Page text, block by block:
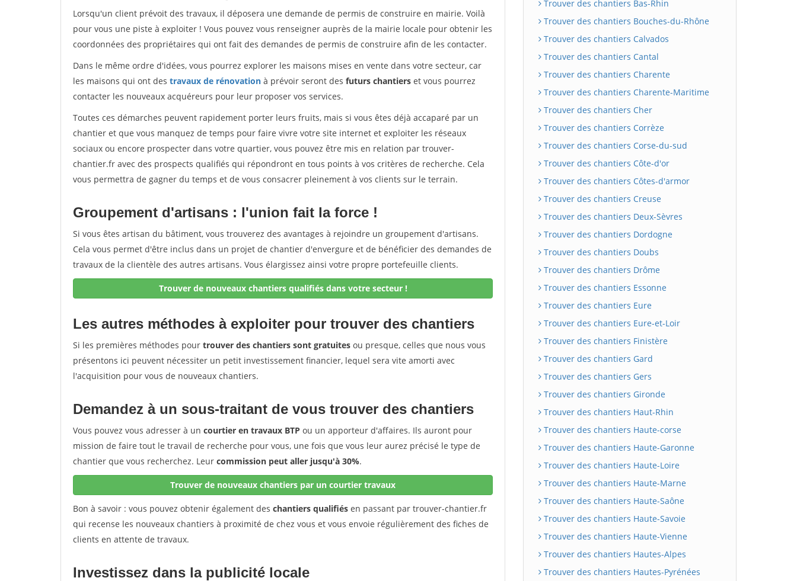
Lorsqu'un client prévoit des travaux, il déposera une demande de permis de construire en mairie. Voilà
pour vous une piste à exploiter ! Vous pouvez vous renseigner auprès de la mairie locale pour obtenir les
coordonnées des propriétaires qui ont fait des demandes de permis de construire afin de les contacter.
Dans le même ordre d'idées, vous pourrez explorer les maisons mises en vente dans votre secteur, car
les maisons qui ont des travaux de rénovation à prévoir seront des futurs chantiers et vous pourrez
contacter les nouveaux acquéreurs pour leur proposer vos services.
Toutes ces démarches peuvent rapidement porter leurs fruits, mais si vous êtes déjà accaparé par un
chantier et que vous manquez de temps pour faire vivre votre site internet et exploiter les réseaux
sociaux ou encore prospecter dans votre quartier, vous pouvez être mis en relation par trouver-
chantier.fr avec des prospects qualifiés qui répondront en tous points à vos critères de recherche. Cela
vous permettra de gagner du temps et de vous consacrer pleinement à vos clients sur le terrain.
Groupement d'artisans : l'union fait la force !
Si vous êtes artisan du bâtiment, vous trouverez des avantages à rejoindre un groupement d'artisans.
Cela vous permet d'être inclus dans un projet de chantier d'envergure et de bénéficier des demandes de
travaux de la clientèle des autres artisans. Vous élargissez ainsi votre propre portefeuille clients.
Trouver de nouveaux chantiers qualifiés dans votre secteur !
Les autres méthodes à exploiter pour trouver des chantiers
Si les premières méthodes pour trouver des chantiers sont gratuites ou presque, celles que nous vous
présentons ici peuvent nécessiter un petit investissement financier, lequel sera vite amorti avec
l'acquisition pour vous de nouveaux chantiers.
Demandez à un sous-traitant de vous trouver des chantiers
Vous pouvez vous adresser à un courtier en travaux BTP ou un apporteur d'affaires. Ils auront pour
mission de faire tout le travail de recherche pour vous, une fois que vous leur aurez précisé le type de
chantier que vous recherchez. Leur commission peut aller jusqu'à 30%.
Trouver de nouveaux chantiers par un courtier travaux
Bon à savoir : vous pouvez obtenir également des chantiers qualifiés en passant par trouver-chantier.fr
qui recense les nouveaux chantiers à proximité de chez vous et vous envoie régulièrement des fiches de
clients en attente de travaux.
Investissez dans la publicité locale
Trouver des chantiers Bas-Rhin
Trouver des chantiers Bouches-du-Rhône
Trouver des chantiers Calvados
Trouver des chantiers Cantal
Trouver des chantiers Charente
Trouver des chantiers Charente-Maritime
Trouver des chantiers Cher
Trouver des chantiers Corrèze
Trouver des chantiers Corse-du-sud
Trouver des chantiers Côte-d'or
Trouver des chantiers Côtes-d'armor
Trouver des chantiers Creuse
Trouver des chantiers Deux-Sèvres
Trouver des chantiers Dordogne
Trouver des chantiers Doubs
Trouver des chantiers Drôme
Trouver des chantiers Essonne
Trouver des chantiers Eure
Trouver des chantiers Eure-et-Loir
Trouver des chantiers Finistère
Trouver des chantiers Gard
Trouver des chantiers Gers
Trouver des chantiers Gironde
Trouver des chantiers Haut-Rhin
Trouver des chantiers Haute-corse
Trouver des chantiers Haute-Garonne
Trouver des chantiers Haute-Loire
Trouver des chantiers Haute-Marne
Trouver des chantiers Haute-Saône
Trouver des chantiers Haute-Savoie
Trouver des chantiers Haute-Vienne
Trouver des chantiers Hautes-Alpes
Trouver des chantiers Hautes-Pyrénées